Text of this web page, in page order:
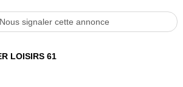
Nous signaler cette annonce
LOISIRS 61